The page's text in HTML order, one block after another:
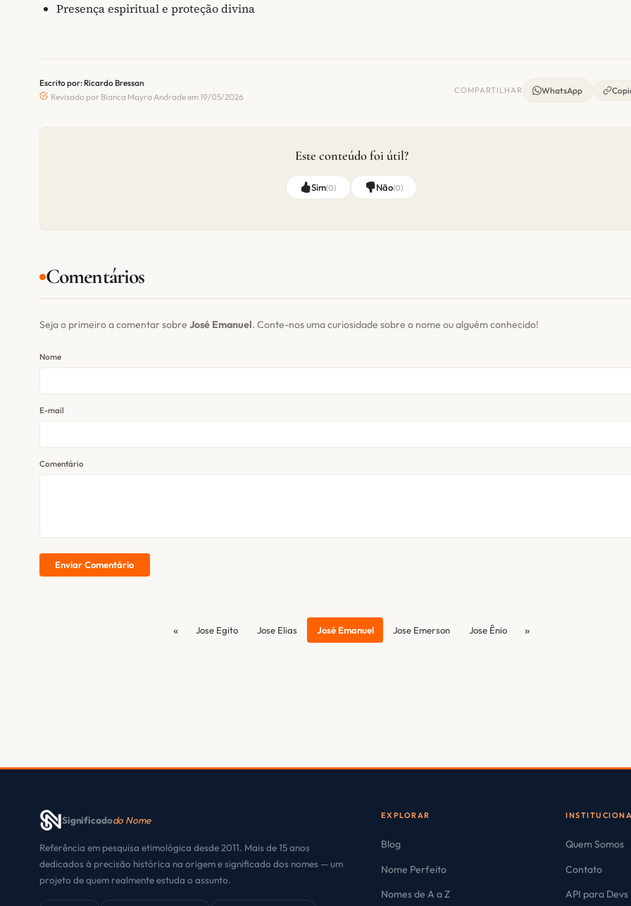
Presença espiritual e proteção divina
Escrito por: Ricardo Bressan
Revisado por Bianca Mayra Andrade em 19/05/2026
COMPARTILHAR WhatsApp
Este conteúdo foi útil?
Sim(0) Não(0)
Comentários
Seja o primeiro a comentar sobre José Emanuel. Conte-nos uma curiosidade sobre o nome ou alguém conhecido!
Nome
E-mail
Comentário
Enviar Comentário
« Jose Egito Jose Elias José Emanuel Jose Emerson Jose Ênio »
Significadodo Nome
Referência em pesquisa etimológica desde 2011. Mais de 15 anos
dedicados à precisão histórica na origem e significado dos nomes — um
projeto de quem realmente estuda o assunto.
EXPLORAR
Blog
Nome Perfeito
Nomes de A a Z
Quem Somos
Contato
API para Devs